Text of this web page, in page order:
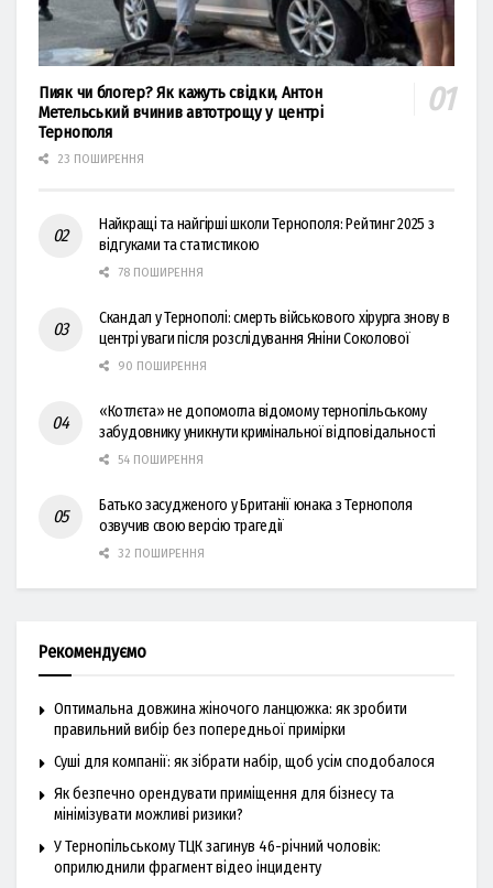
Пияк чи блогер? Як кажуть свідки, Антон
Метельський вчинив автотрощу у центрі
Тернополя
23 ПОШИРЕННЯ
Найкращі та найгірші школи Тернополя: Рейтинг 2025 з
відгуками та статистикою
78 ПОШИРЕННЯ
Скандал у Тернополі: смерть військового хірурга знову в
центрі уваги після розслідування Яніни Соколової
90 ПОШИРЕННЯ
«Котлєта» не допомогла відомому тернопільському
забудовнику уникнути кримінальної відповідальності
54 ПОШИРЕННЯ
Батько засудженого у Британії юнака з Тернополя
озвучив свою версію трагедії
32 ПОШИРЕННЯ
Рекомендуємо
Оптимальна довжина жіночого ланцюжка: як зробити
правильний вибір без попередньої примірки
Суші для компанії: як зібрати набір, щоб усім сподобалося
Як безпечно орендувати приміщення для бізнесу та
мінімізувати можливі ризики?
У Тернопільському ТЦК загинув 46-річний чоловік:
оприлюднили фрагмент відео інциденту